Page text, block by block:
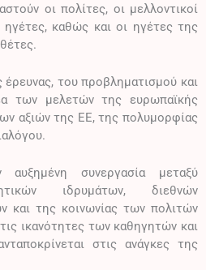
οι πολίτες, οι μελλοντικοί
ηγέτες, καθώς και οι ηγέτες της
του προβληματισμού και
των μελετών της ευρωπαϊκής
αξιών της ΕΕ, της πολυμορφίας
συνεργασία μεταξύ
ιδρυμάτων, διεθνών
και της κοινωνίας των πολιτών
ικανότητες των καθηγητών και
στις ανάγκες της